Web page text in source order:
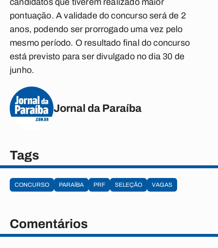
candidatos que tiverem realizado maior
pontuação. A validade do concurso será de 2
anos, podendo ser prorrogado uma vez pelo
mesmo período. O resultado final do concurso
está previsto para ser divulgado no dia 30 de
junho.
Jornal da Paraíba
Tags
CONCURSO PARAÍBA PRF SELEÇÃO VAGAS
Comentários